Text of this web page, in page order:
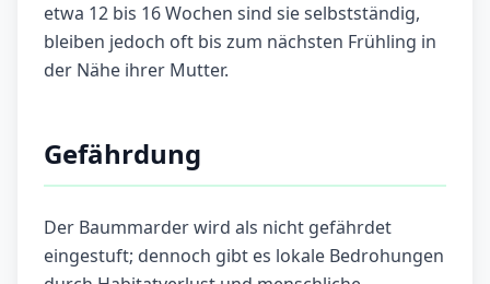
etwa 12 bis 16 Wochen sind sie selbstständig,
bleiben jedoch oft bis zum nächsten Frühling in
der Nähe ihrer Mutter.
Gefährdung
Der Baummarder wird als nicht gefährdet
eingestuft; dennoch gibt es lokale Bedrohungen